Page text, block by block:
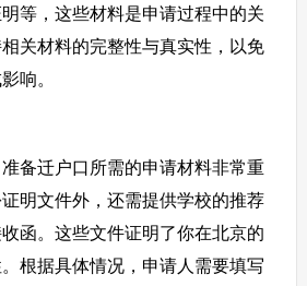
等，这些材料是申请过程中的关
关材料的完整性与真实性，以免
响。
备迁户口所需的申请材料非常重
明文件外，还需提供学校的推荐
函。这些文件证明了你在北京的
根据具体情况，申请人需要填写